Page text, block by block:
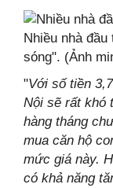
Nhiều nhà
sóng". (Ảnh
"Với số tiền
Nội sẽ rất khó
hàng tháng
mua căn hộ
mức giá này.
có khả năng